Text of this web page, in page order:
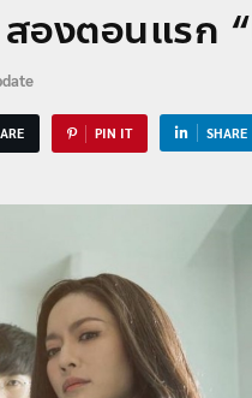
สองตอนแรก
PIN IT SHARE